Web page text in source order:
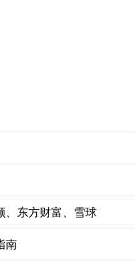
、东方财富、雪球
南